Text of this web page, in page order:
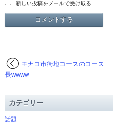
新しい投稿をメールで受け取る
モナコ市街地コースのコース
長wwww
カテゴリー
話題